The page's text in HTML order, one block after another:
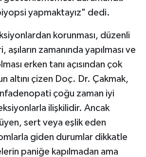
yapmaktayız" dedi.
korunması, düzenli
zamanında yapılması ve
erken tanı açısından çok
altını çizen Doç. Dr. Çakmak,
çoğu zaman iyi
ilişkilidir. Ancak
sert veya eşlik eden
giden durumlar dikkatle
paniğe kapılmadan ama